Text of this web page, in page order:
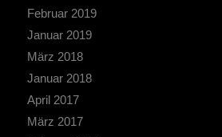
Februar 2019
Januar 2019
März 2018
Januar 2018
April 2017
März 2017